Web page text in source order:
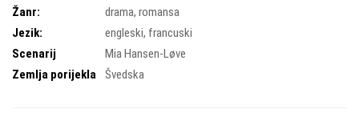
Žanr:
drama,romansa
Jezik:
engleski, francuski
Scenarij
Mia Hansen-Løve
Zemlja porijekla
Švedska